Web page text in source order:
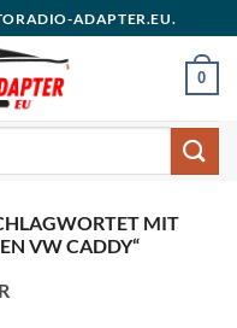
ADAPTER.EU.
0
MIT
VW CADDY“